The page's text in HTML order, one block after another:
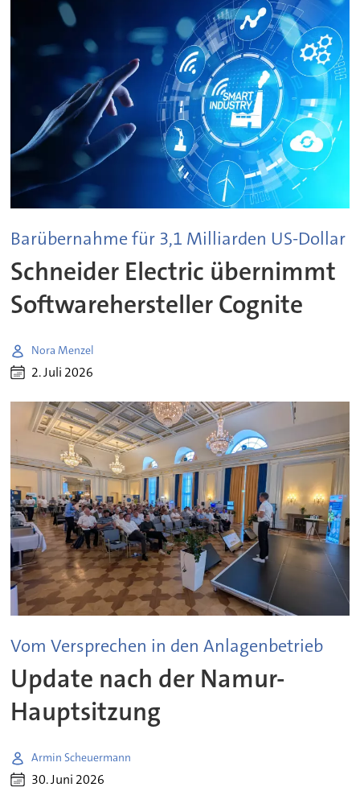
Barübernahme für 3,1 Milliarden US-Dollar
Schneider Electric übernimmt
Softwarehersteller Cognite
Nora Menzel
2. Juli 2026
Vom Versprechen in den Anlagenbetrieb
Update nach der Namur-
Hauptsitzung
Armin Scheuermann
30. Juni 2026